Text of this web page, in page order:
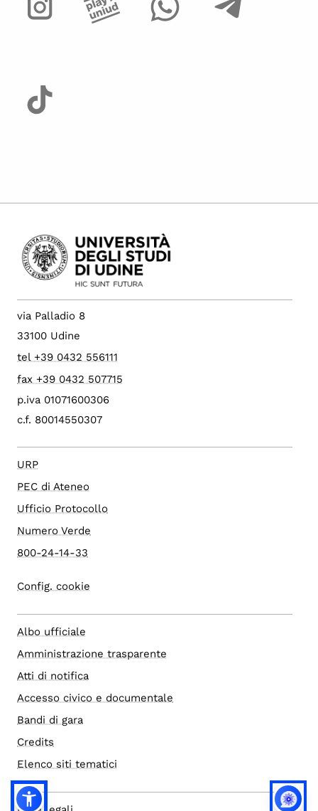
via Palladio 8
33100 Udine
tel +39 0432 556111
fax +39 0432 507715
p.iva 01071600306
c.f. 80014550307
URP
PEC di Ateneo
Ufficio Protocollo
Numero Verde
800-24-14-33
Config. cookie
Albo ufficiale
Amministrazione trasparente
Atti di notifica
Accesso civico e documentale
Bandi di gara
Credits
Elenco siti tematici